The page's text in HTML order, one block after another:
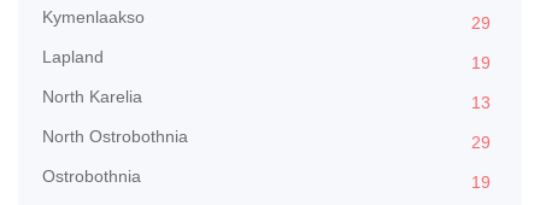
Kymenlaakso
29
Lapland
19
North Karelia
13
North Ostrobothnia
29
Ostrobothnia
19